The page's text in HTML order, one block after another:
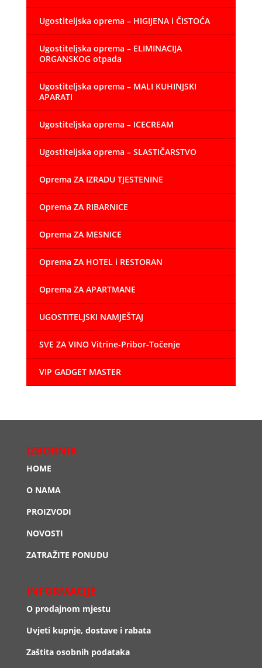
Ugostiteljska oprema – HIGIJENA i ČISTOĆA
Ugostiteljska oprema – ELIMINACIJA
ORGANSKOG otpada
Ugostiteljska oprema – MALI KUHINJSKI
APARATI
Ugostiteljska oprema – ICECREAM
Ugostiteljska oprema – SLASTIČARSTVO
Oprema ZA IZRADU TJESTENINE
Oprema ZA RIBARNICE
Oprema ZA MESNICE
Oprema ZA HOTEL i RESTORAN
Oprema ZA APARTMANE
UGOSTITELJSKI NAMJEŠTAJ
SVE ZA VINO Vitrine-Pribor-Točenje
VIP GADGET MASTER
IZBORNIK
HOME
O NAMA
PROIZVODI
NOVOSTI
ZATRAŽITE PONUDU
INFORMACIJE
O prodajnom mjestu
Uvjeti kupnje, dostave i rabata
Zaštita osobnih podataka